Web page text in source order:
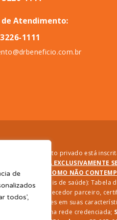
de
todos',
Atendimento:
1111
jurídica de direito privado está
PRESTA
ASSIM COMO NÃO
e/ou profissionais de saúde):
realizado por fornecedor
variações em suas
e serviços na rede credenciada;